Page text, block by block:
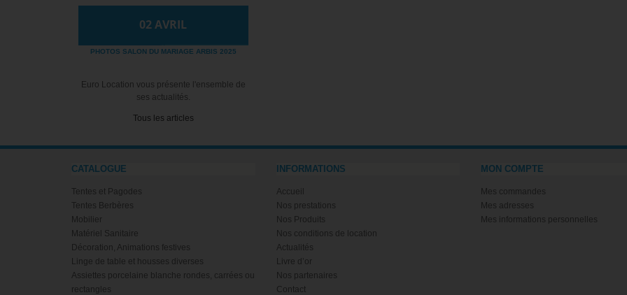
02AVRIL
PHOTOS SALON DU MARIAGE ARBIS 2025
Euro Location vous présente l'ensemble de
ses actualités.
Tous les articles
CATALOGUE
Tentes et Pagodes
Tentes Berbères
Mobilier
Matériel Sanitaire
Décoration, Animations festives
Linge de table et housses diverses
Assiettes porcelaine blanche rondes, carrées ou
rectangles
INFORMATIONS
Accueil
Nos prestations
Nos Produits
Nos conditions de location
Actualités
Livre d’or
Nos partenaires
Contact
MON COMPTE
Mes commandes
Mes adresses
Mes informations personnelles